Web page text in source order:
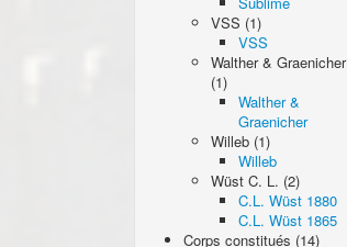
VSS (1)
VSS
Walther & Graenicher
(1)
Walther &
Graenicher
Willeb (1)
Willeb
Wüst C. L. (2)
C.L. Wüst 1880
C.L. Wüst 1865
Corps constitués (14)